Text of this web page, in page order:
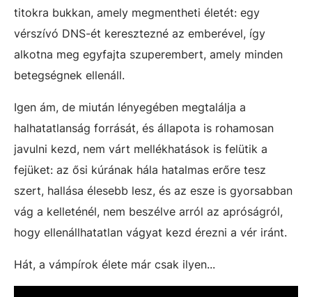
titokra bukkan, amely megmentheti életét: egy
vérszívó DNS-ét keresztezné az emberével, így
alkotna meg egyfajta szuperembert, amely minden
betegségnek ellenáll.
Igen ám, de miután lényegében megtalálja a
halhatatlanság forrását, és állapota is rohamosan
javulni kezd, nem várt mellékhatások is felütik a
fejüket: az ősi kúrának hála hatalmas erőre tesz
szert, hallása élesebb lesz, és az esze is gyorsabban
vág a kelleténél, nem beszélve arról az apróságról,
hogy ellenállhatatlan vágyat kezd érezni a vér iránt.
Hát, a vámpírok élete már csak ilyen...